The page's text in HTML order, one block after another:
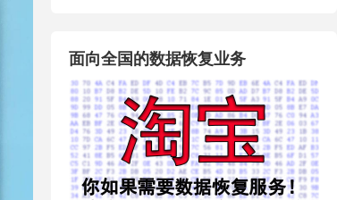
面向全国的数据恢复业务